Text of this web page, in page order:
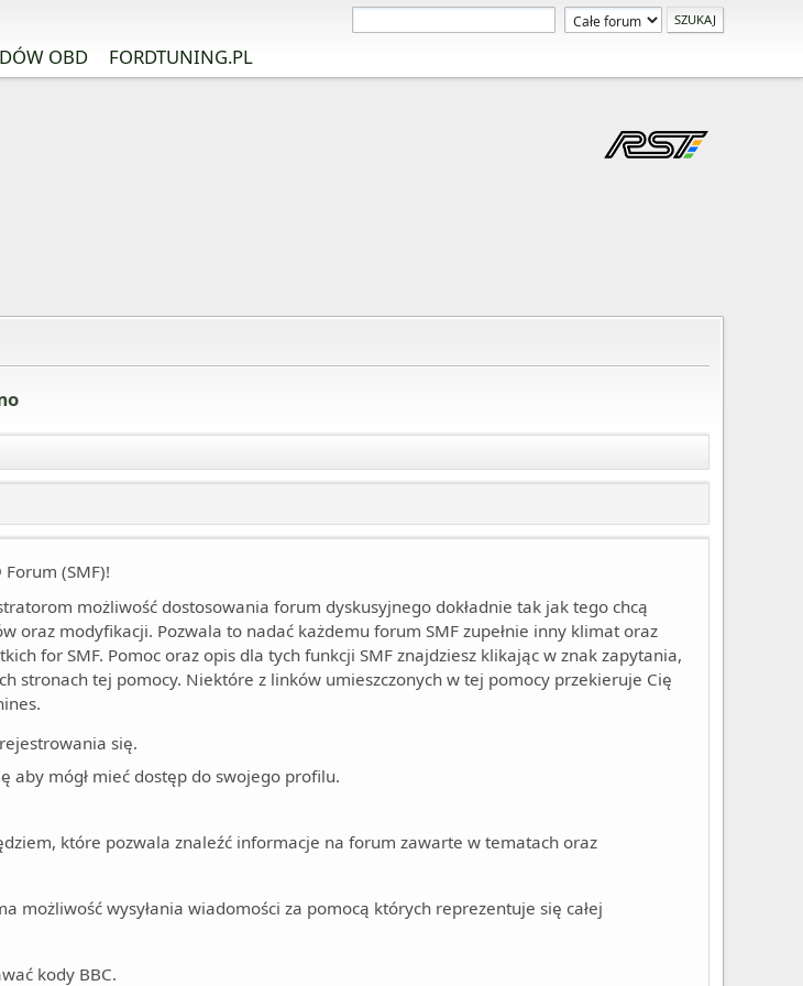
OBD FORDTUNING.PL
(SMF)!
możliwość dostosowania forum dyskusyjnego dokładnie tak jak tego chcą
modyfikacji. Pozwala to nadać każdemu forum SMF zupełnie inny klimat oraz
for SMF. Pomoc oraz opis dla tych funkcji SMF znajdziesz klikając w znak zapytania,
stronach tej pomocy. Niektóre z linków umieszczonych w tej pomocy przekieruje Cię
się.
aby mógł mieć dostęp do swojego profilu.
które pozwala znaleźć informacje na forum zawarte w tematach oraz
możliwość wysyłania wiadomości za pomocą których reprezentuje się całej
kody BBC.